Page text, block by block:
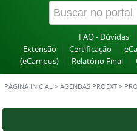
FAQ - Dúvidas
Extensão
Certificação
(eCampus)
Relatório Final
PÁGINA INICIAL > AGENDAS PROEXT >